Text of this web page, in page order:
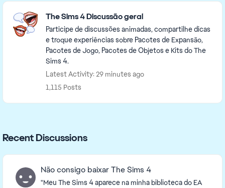
Featured Places
The Sims 4 Discussão geral
Participe de discussões animadas, compartilhe dicas
e troque experiências sobre Pacotes de Expansão,
Pacotes de Jogo, Pacotes de Objetos e Kits do The
Sims 4.
Latest Activity: 29 minutes ago
1,115 Posts
Recent Discussions
Não consigo baixar The Sims 4
"Meu The Sims 4 aparece na minha biblioteca do EA